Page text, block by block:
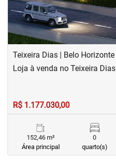
Teixeira Dias | Belo Horizonte
Loja à venda no Teixeira Dias
R$ 1.177.030,00
152,46 m²
Área principal
0
quarto(s)